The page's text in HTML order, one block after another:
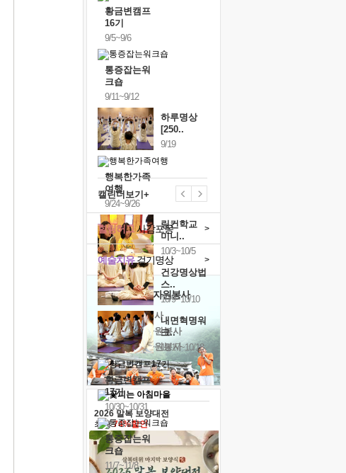
황금변캠프
16기
9/5~9/6
통증잡는워
크숍
9/11~9/12
하루명상
[250..
9/19
행복한가족
여행
9/24~9/26
링컨학교
미니..
10/3~10/5
건강명상법
스..
10/9~10/10
내면혁명워
크..
10/17~10/18
황금변캠프
17기
10/30~10/31
통증잡는워
크숍
11/7~11/8
캘린더보기+
예술치유걷기명상 >
힐링허그사감포옹 >
'옹달샘의 꽃'자원봉사
· 청년 자원봉사
· 금빛청년 자원봉사
· 음식연구 자원봉사
2026 말복 보양대전
최대74%할인